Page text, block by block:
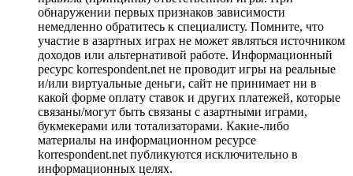
обнаружении первых признаков зависимости
немедленно обратитесь к специалисту. Помните, что
участие в азартных играх не может являться источником
доходов или альтернативой работе. Информационный
ресурс korrespondent.net не проводит игры на реальные
и/или виртуальные деньги, сайт не принимает ни в
какой форме оплату ставок и других платежей, которые
связаны/могут быть связаны с азартными играми,
букмекерами или тотализаторами. Какие-либо
материалы на информационном ресурсе
korrespondent.net публикуются исключительно в
информационных целях.